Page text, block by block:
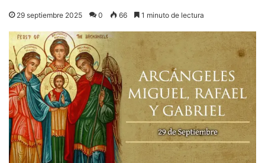
29 septiembre 2025 0 66 1 minuto de lectura